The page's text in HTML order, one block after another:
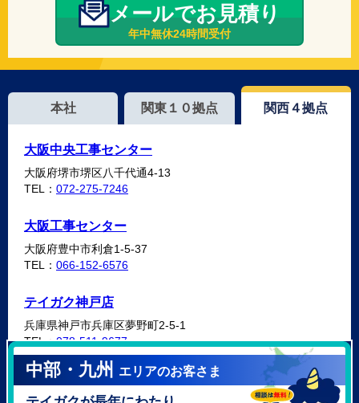
メールでお見積り
年中無休24時間受付
本社 関東１０拠点 関西４拠点
大阪中央工事センター
大阪府堺市堺区八千代通4-13
TEL： 072-275-7246
大阪工事センター
大阪府豊中市利倉1-5-37
TEL： 066-152-6576
テイガク神戸店
兵庫県神戸市兵庫区夢野町2-5-1
TEL：078-511-9677
テイガク泉北・泉南店
中部・九州 エリアのお客さま